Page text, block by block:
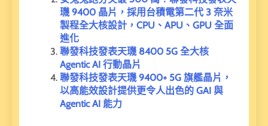
璣 9400 晶片，採用台積電第二代 3 奈米
製程全大核設計，CPU、APU、GPU 全面
進化
聯發科技發表天璣 8400 5G 全大核
Agentic AI 行動晶片
聯發科技發表天璣 9400+ 5G 旗艦晶片，
以高能效設計提供更令人出色的 GAI 與
Agentic AI 能力